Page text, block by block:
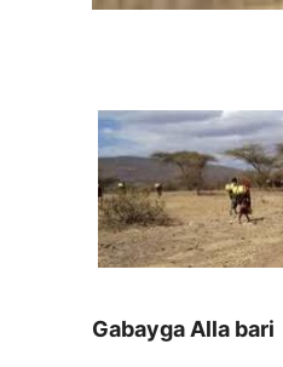
Gabayga Alla bari